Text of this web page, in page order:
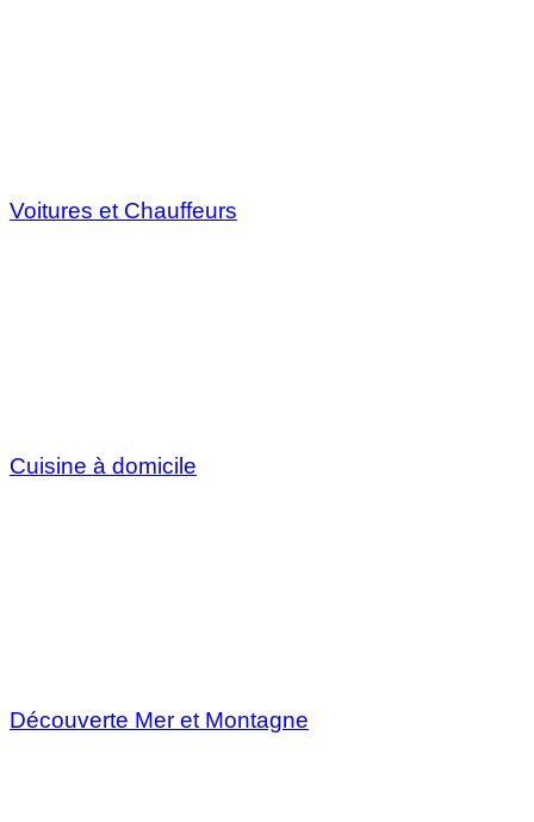
Voitures et Chauffeurs
Cuisine à domicile
Découverte Mer et Montagne